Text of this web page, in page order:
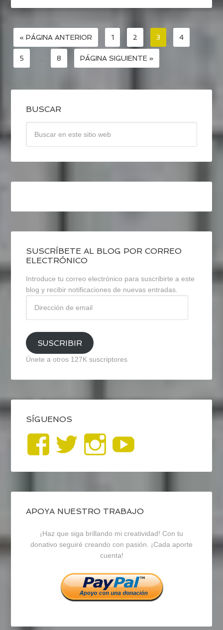
« PÁGINA ANTERIOR 1 2 3 4
5 … 8 PÁGINA SIGUIENTE »
BUSCAR
SUSCRÍBETE AL BLOG POR CORREO
ELECTRÓNICO
Introduce tu correo electrónico para suscribirte a este
blog y recibir notificaciones de nuevas entradas.
email
SUSCRIBIR
Únete a otros 127K suscriptores
SÍGUENOS
Ver
perfil
de
blogrecursosep
en
Facebook
Ver
perfil
de
recursosep
en
Twitter
Ver
perfil
de
recursosep
en
Instagram
APOYA NUESTRO TRABAJO
¡Haz que siga brillando mi creatividad! Con tu
donativo seguiré creando con pasión. ¡Cada aporte
cuenta!